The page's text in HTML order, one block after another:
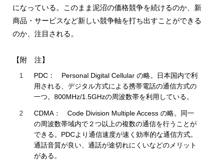
になっている。このまま泥沼の価格競争を続けるのか、新
商品・サービスなど新しい競争軸を打ち出すことができる
のか、注目される。
【附 注】
1
PDC： Personal Digital Cellular の略。日本国内で利
用される、デジタル方式による携帯電話の通信方式の
一つ。800MHz/1.5GHzの周波数帯を利用している。
2
CDMA： Code Division Multiple Access の略。同一
の周波数帯域内で２つ以上の複数の通信を行うことが
できる。PDCより通信速度が速く効率的な通信方式。
通話音質が良い、通話が途切れにくいなどのメリット
がある。